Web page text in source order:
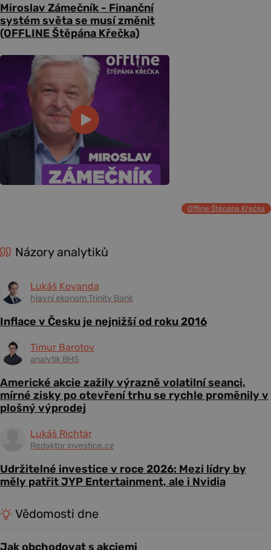
Miroslav Zámečník - Finanční
systém světa se musí změnit
(OFFLINE Štěpána Křečka)
Offline Štěpána Křečka
Názory analytiků
Lukáš Kovanda
hlavní ekonom Trinity Bank
Inflace v Česku je nejnižší od roku 2016
Timur Barotov
analytik BHS
Americké akcie zažily výrazně volatilní seanci,
mírné zisky po otevření trhu se rychle proměnily v
plošný výprodej
Lukáš Richtár
Redaktor investice.cz
Udržitelné investice v roce 2026: Mezi lídry by
měly patřit JYP Entertainment, ale i Nvidia
Vědomosti dne
Jak obchodovat s akciemi